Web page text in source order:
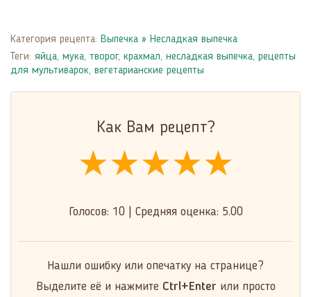
Категория рецепта: Выпечка » Несладкая выпечка
Теги: яйца, мука, творог, крахмал, несладкая выпечка, рецепты
для мультиварок, вегетарианские рецепты
Как Вам рецепт?
★★★★★
★★★★★
★★★★★
Голосов: 10 Средняя оценка: 5.00
Нашли ошибку или опечатку на странице?
Выделите её и нажмите Ctrl+Enter или просто